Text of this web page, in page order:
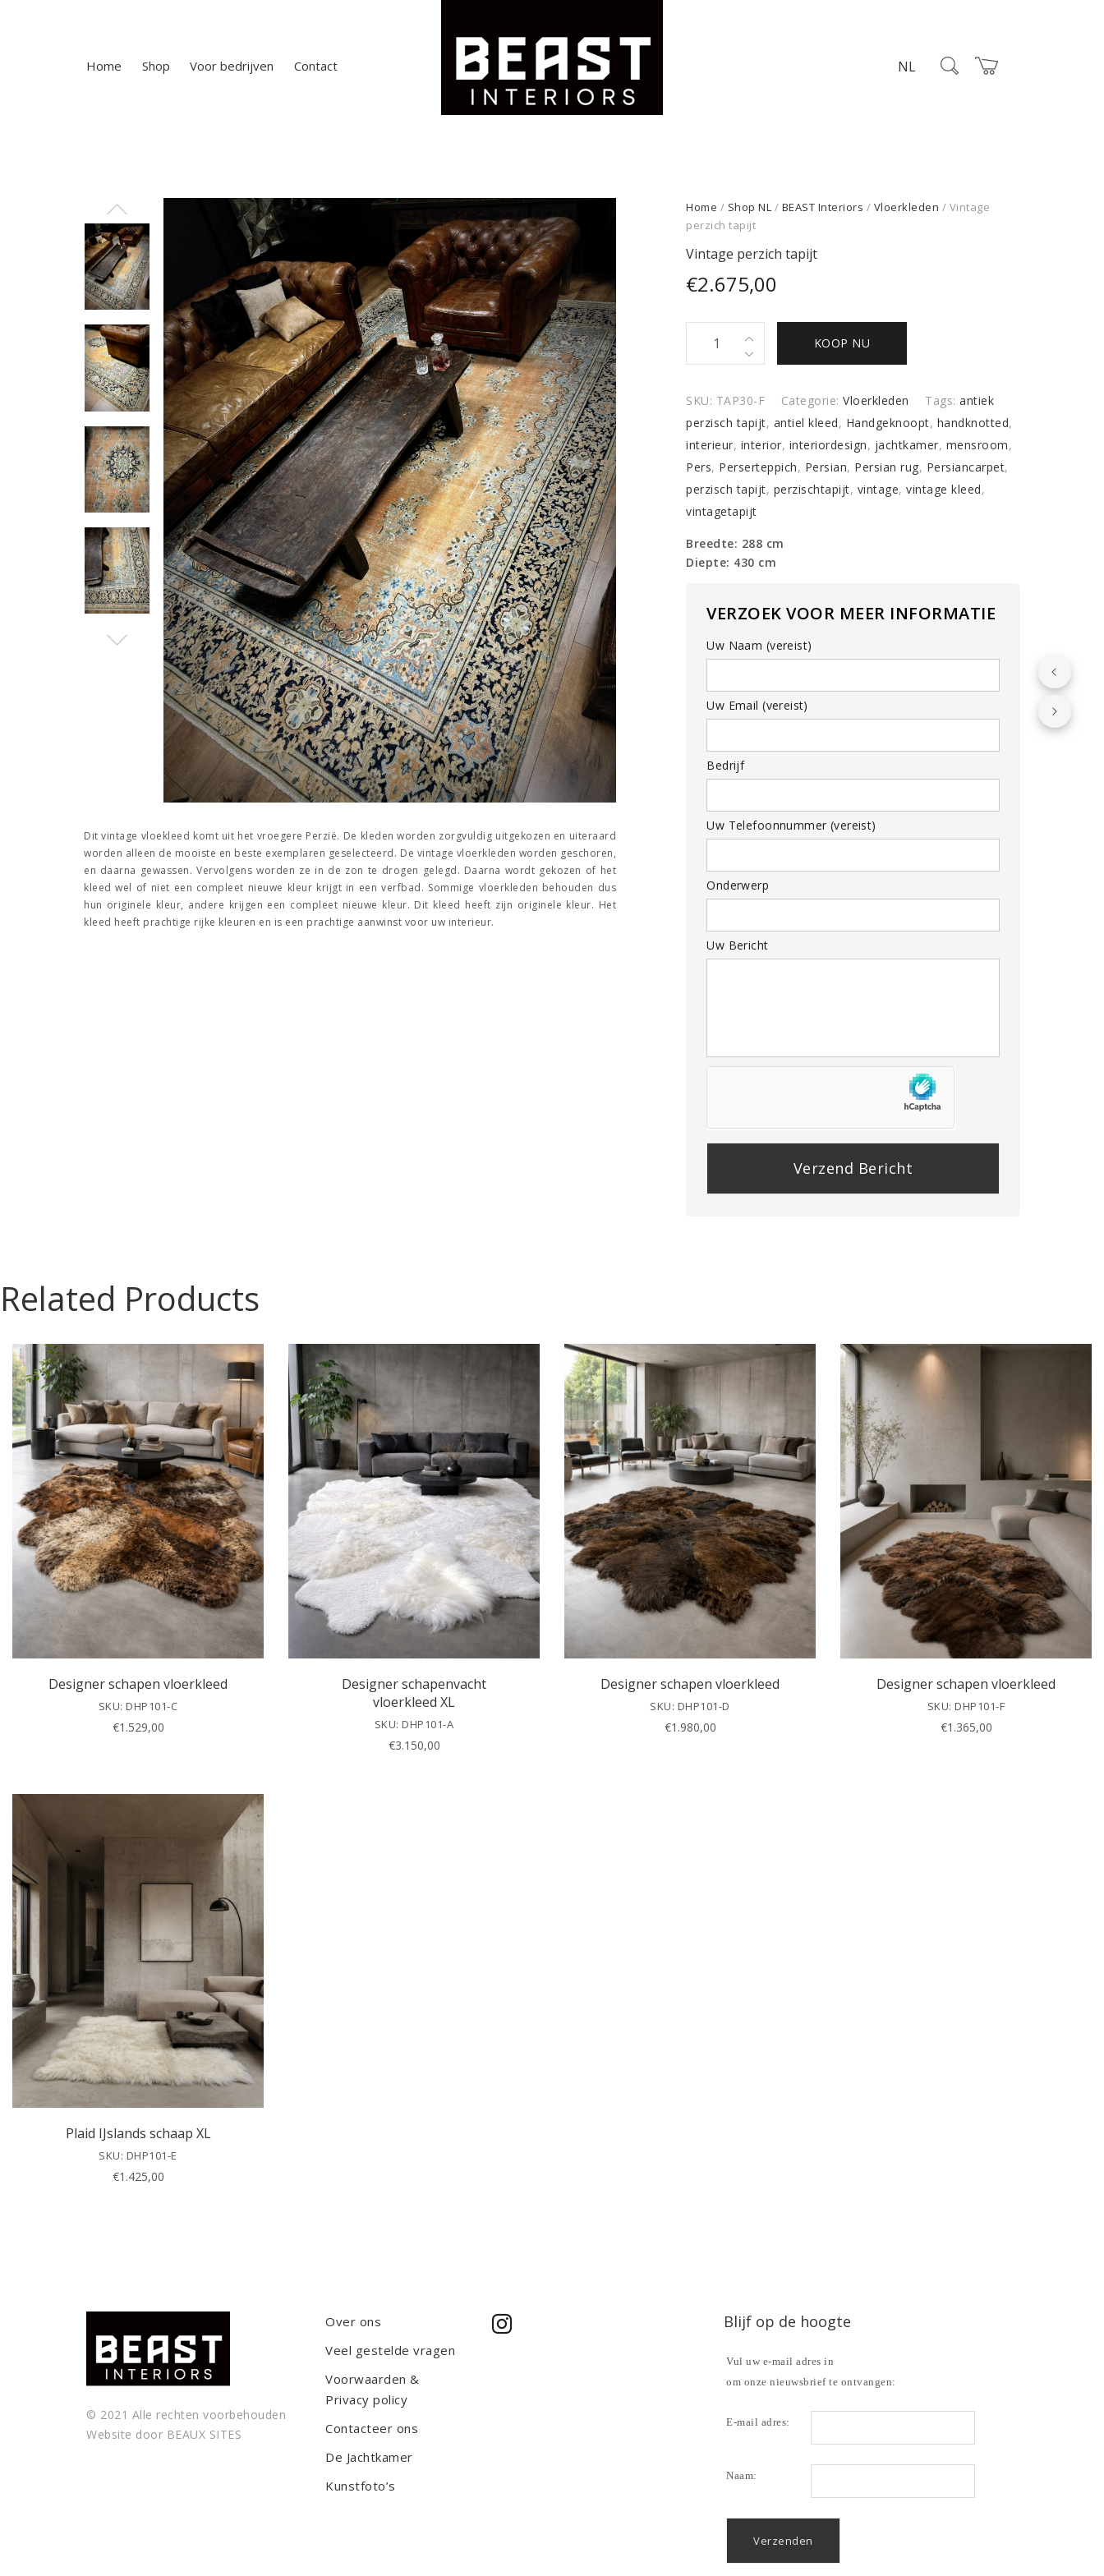
Home Shop Voor bedrijven Contact NL
Dit vintage vloekleed komt uit het vroegere Perzië. De kleden worden zorgvuldig uitgekozen en uiteraard
worden alleen de mooiste en beste exemplaren geselecteerd. De vintage vloerkleden worden geschoren,
en daarna gewassen. Vervolgens worden ze in de zon te drogen gelegd. Daarna wordt gekozen of het
kleed wel of niet een compleet nieuwe kleur krijgt in een verfbad. Sommige vloerkleden behouden dus
hun originele kleur, andere krijgen een compleet nieuwe kleur. Dit kleed heeft zijn originele kleur. Het
kleed heeft prachtige rijke kleuren en is een prachtige aanwinst voor uw interieur.
Home / Shop NL / BEAST Interiors / Vloerkleden / Vintage
perzich tapijt
Vintage perzich tapijt
€2.675,00
quantity
KOOP NU
SKU: TAP30-F Categorie:Vloerkleden Tags:antiek
perzisch tapijt, antiel kleed, Handgeknoopt, handknotted,
interieur, interior, interiordesign, jachtkamer, mensroom,
Pers, Perserteppich, Persian, Persian rug, Persiancarpet,
perzisch tapijt, perzischtapijt, vintage,vintage kleed,
vintagetapijt
Breedte: 288 cm
Diepte: 430 cm
VERZOEK VOOR MEER INFORMATIE
Uw Naam (vereist)
Uw Email (vereist)
Bedrijf
Uw Telefoonnummer (vereist)
Onderwerp
Uw Bericht
Related Products
Designer schapen vloerkleed
SKU: DHP101-C
€1.529,00
Designer schapenvacht
vloerkleed XL
SKU: DHP101-A
€3.150,00
Designer schapen vloerkleed
SKU: DHP101-D
€1.980,00
Designer schapen vloerkleed
SKU: DHP101-F
€1.365,00
Plaid IJslands schaap XL
SKU: DHP101-E
€1.425,00
© 2021 Alle rechten voorbehouden
Website door BEAUX SITES
Over ons
Veel gestelde vragen
Voorwaarden &
Privacy policy
Contacteer ons
De Jachtkamer
Kunstfoto’s
Blijf op de hoogte
Vul uw e-mail adres in
om onze nieuwsbrief te ontvangen:
E-mail adres:
Naam: